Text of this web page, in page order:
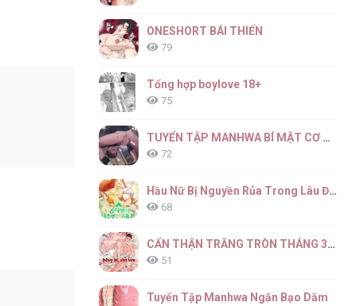
ONESHORT BÁI THIẾN
79
Tổng hợp boylove 18+
75
TUYỂN TẬP MANHWA BÍ MẬT CƠ THỂ
72
Hầu Nữ Bị Nguyền Rủa Trong Lâu Đài Của Công Tước
68
CẨN THẬN TRĂNG TRÒN THÁNG 3 ĐẤY
51
Tuyển Tập Manhwa Ngắn Bạo Dăm